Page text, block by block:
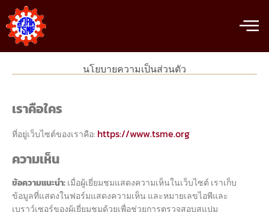
นโยบายความเป็นส่วนตัว
เราคือใคร
ที่อยู่เว็บไซต์ของเราคือ: https://www.tsme.org
ความเห็น
ข้อความแนะนำ:เมื่อผู้เยี่ยมชมแสดงความเห็นในเว็บไซต์ เราเก็บ
ข้อมูลที่แสดงในฟอร์มแสดงความเห็น และหมายเลขไอพีและ
เบราว์เซอร์ของผู้เยี่ยมชมด้วยเพื่อช่วยการตรวจสอบสแปม